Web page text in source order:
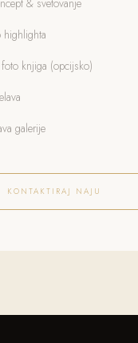
& svetovanje
knjiga (opcijsko)
galerije
KONTAKTIRAJ NAJU